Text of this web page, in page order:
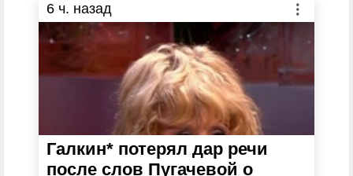
6 ч. назад
Галкин* потерял дар речи
после слов Пугачевой о